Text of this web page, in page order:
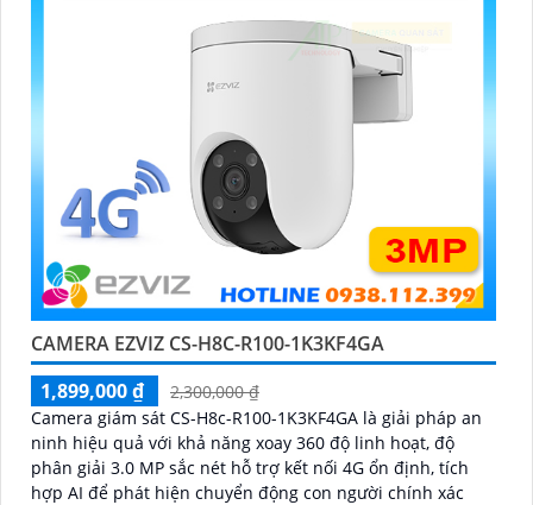
CAMERA EZVIZ CS-H8C-R100-1K3KF4GA
1,899,000 ₫
2,300,000 ₫
Camera giám sát CS-H8c-R100-1K3KF4GA là giải pháp an
ninh hiệu quả với khả năng xoay 360 độ linh hoạt, độ
phân giải 3.0 MP sắc nét hỗ trợ kết nối 4G ổn định, tích
hợp AI để phát hiện chuyển động con người chính xác